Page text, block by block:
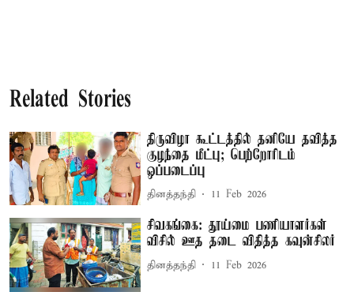
Related Stories
திருவிழா கூட்டத்தில் தனியே தவித்த
குழந்தை மீட்பு; பெற்றோரிடம்
ஒப்படைப்பு
தினத்தந்தி 11 Feb 2026
சிவகங்கை: தூய்மை பணியாளர்கள்
விசில் ஊத தடை விதித்த கவுன்சிலர்
தினத்தந்தி 11 Feb 2026